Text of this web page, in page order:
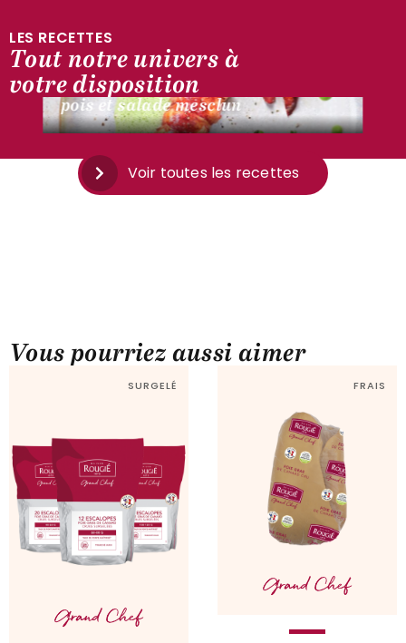
LES RECETTES
Tout notre univers à
votre disposition
CÔTÉ MER
Queue et pinces de homard, petits
pois et salade mesclun
Voir toutes les recettes
Vous pourriez aussi aimer
SURGELÉ FRAIS